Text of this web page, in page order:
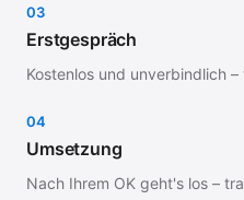
03
Erstgespräch
Kostenlos und unverbindlich
04
Umsetzung
Nach Ihrem OK geht's los –